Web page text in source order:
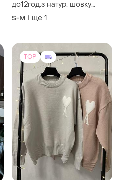
2600 грн 33
Светрик, оверсайз
38 / M / 46